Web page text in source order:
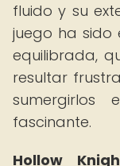
fluido y su
juego ha sido
equilibrada,
resultar
sumergirlos
fascinante.
Hollow